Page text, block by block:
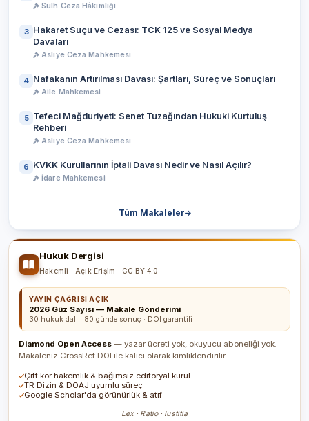
Sulh Ceza Hâkimliği
3 Hakaret Suçu ve Cezası: TCK 125 ve Sosyal Medya
Davaları
Asliye Ceza Mahkemesi
4 Nafakanın Artırılması Davası: Şartları, Süreç ve Sonuçları
Aile Mahkemesi
5 Tefeci Mağduriyeti: Senet Tuzağından Hukuki Kurtuluş
Rehberi
Asliye Ceza Mahkemesi
6 KVKK Kurullarının İptali Davası Nedir ve Nasıl Açılır?
İdare Mahkemesi
Tüm Makaleler
Hukuk Dergisi
Hakemli · Açık Erişim · CC BY 4.0
YAYIN ÇAĞRISI AÇIK
2026 Güz Sayısı — Makale Gönderimi
30 hukuk dalı · 80 günde sonuç · DOI garantili
Diamond Open Access — yazar ücreti yok, okuyucu aboneliği yok.
Makaleniz CrossRef DOI ile kalıcı olarak kimliklendirilir.
Çift kör hakemlik & bağımsız editöryal kurul
TR Dizin & DOAJ uyumlu süreç
Google Scholar'da görünürlük & atıf
Lex · Ratio · Iustitia